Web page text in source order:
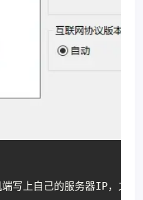
写上自己的服务器IP，之